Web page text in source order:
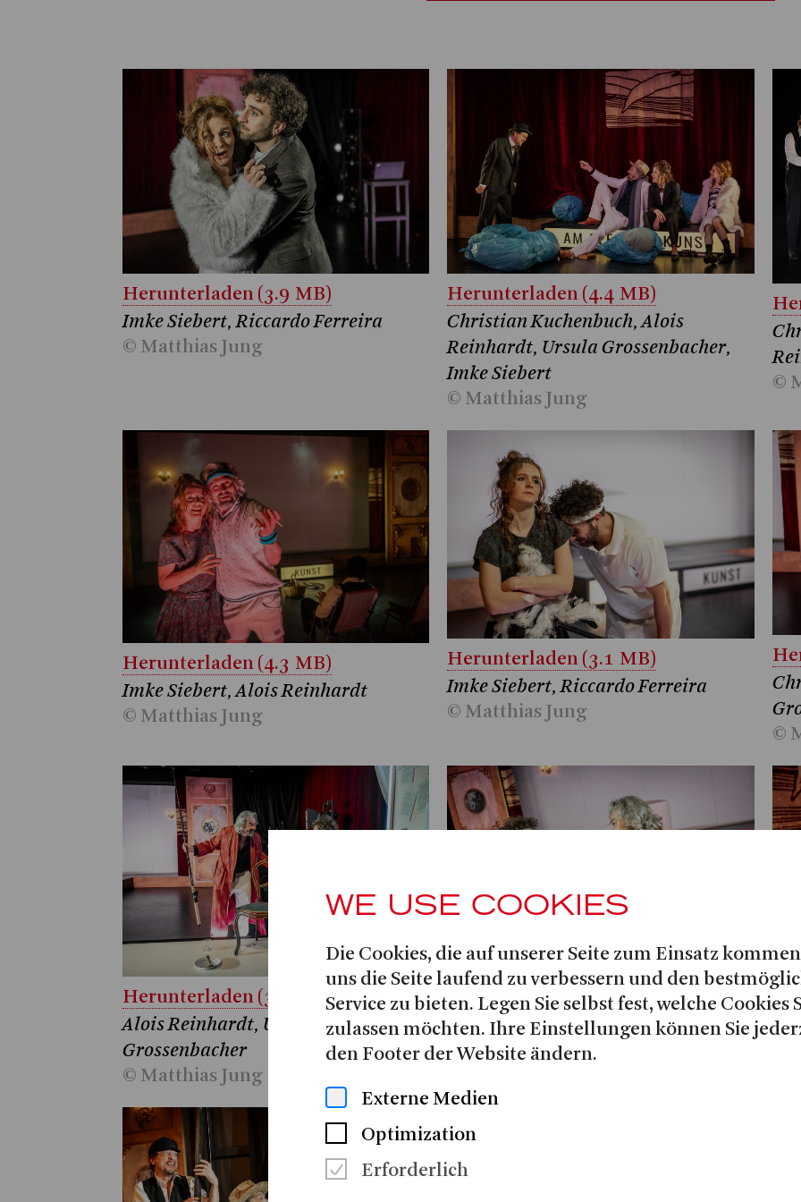
Herunterladen (3.9 MB)
Imke Siebert, Riccardo Ferreira
© Matthias Jung
Herunterladen (4.4 MB)
Christian Kuchenbuch, Alois
Reinhardt, Ursula Grossenbacher,
Imke Siebert
© Matthias Jung
©
Herunterladen (4.3 MB)
Imke Siebert, Alois Reinhardt
© Matthias Jung
Herunterladen (3.1 MB)
Imke Siebert, Riccardo Ferreira
© Matthias Jung
©
Herunterladen (3.9 MB)
Alois Reinhardt, Ursula
Grossenbacher
© Matthias Jung
Herunterladen (4.3 MB)
Riccardo Ferreira, Alois Reinhardt
© Matthias Jung
WE USE COOKIES
Die Cookies, die auf unserer Seite zum Einsatz
uns die Seite laufend zu verbessern und den
Service zu bieten. Legen Sie selbst fest, welche Cookies
zulassen möchten. Ihre Einstellungen können Sie
den Footer der Website ändern.
Externe Medien
Optimization
Erforderlich